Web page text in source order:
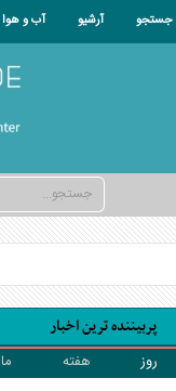
جستجو آرشیو آب و هوا
پربیننده ترین اخبار
روز هفته